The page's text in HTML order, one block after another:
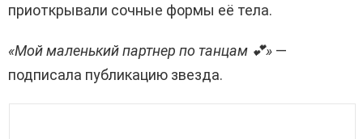
приоткрывали сочные формы её тела.
«Мой маленький партнер по танцам 💕» —
подписала публикацию звезда.